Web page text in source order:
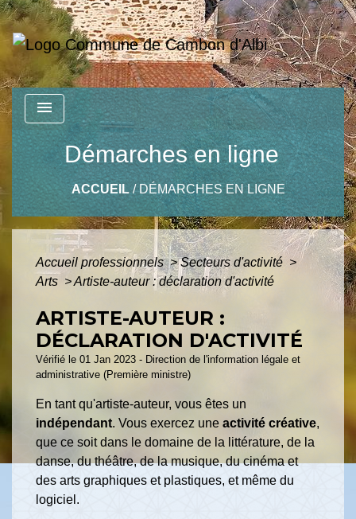
menu
Démarches en ligne
ACCUEIL/DÉMARCHES EN LIGNE
Accueil professionnels> Secteurs d'activité >
Arts >Artiste-auteur : déclaration d'activité
ARTISTE-AUTEUR :
DÉCLARATION D'ACTIVITÉ
Vérifié le 01 Jan 2023 - Direction de l'information légale et
administrative (Première ministre)
En tant qu'artiste-auteur, vous êtes un
indépendant. Vous exercez une activité créative,
que ce soit dans le domaine de la littérature, de la
danse, du théâtre, de la musique, du cinéma et
des arts graphiques et plastiques, et même du
logiciel.